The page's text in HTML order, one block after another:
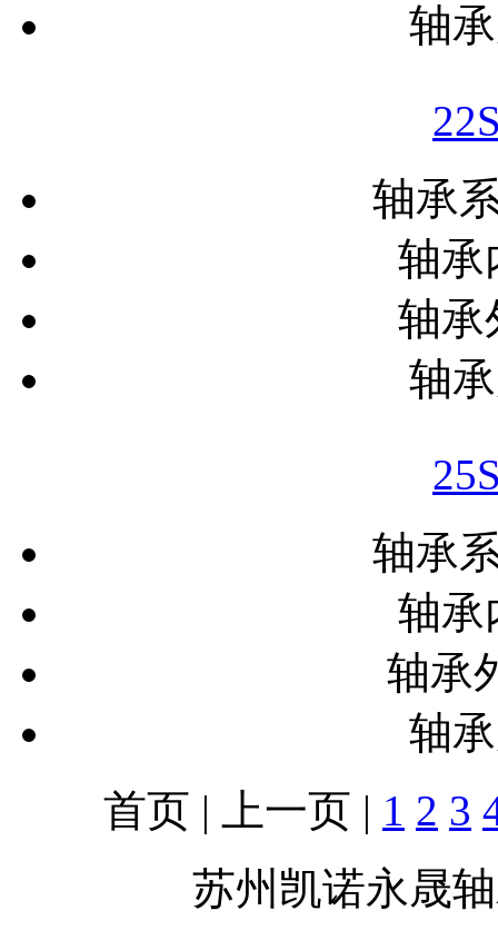
轴
轴承
轴承
轴承
轴
轴承
轴承
轴承
轴
首页 | 上一页 | 1 2 3
苏州凯诺永晟